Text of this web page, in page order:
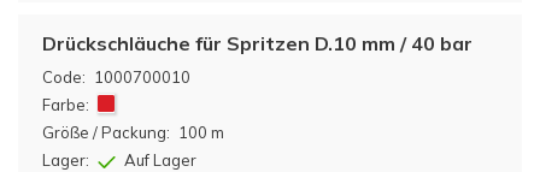
Code: 1000700010
Drückschläuche für Spritzen D.10 mm / 40 bar
Farbe:
Größe / Packung: 100 m
Lager:
Auf Lager